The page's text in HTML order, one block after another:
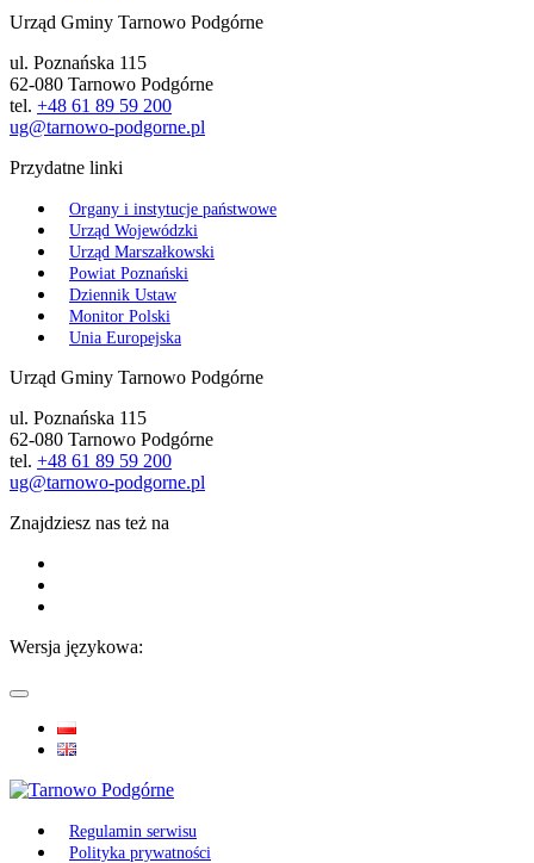
Urząd Gminy Tarnowo Podgórne
ul. Poznańska 115
62-080 Tarnowo Podgórne
tel. +48 61 89 59 200
ug@tarnowo-podgorne.pl
Przydatne linki
Organy i instytucje państwowe
Urząd Wojewódzki
Urząd Marszałkowski
Powiat Poznański
Dziennik Ustaw
Monitor Polski
Unia Europejska
Urząd Gminy Tarnowo Podgórne
ul. Poznańska 115
62-080 Tarnowo Podgórne
tel. +48 61 89 59 200
ug@tarnowo-podgorne.pl
Znajdziesz nas też na
Wersja językowa:
Regulamin serwisu
Polityka prywatności